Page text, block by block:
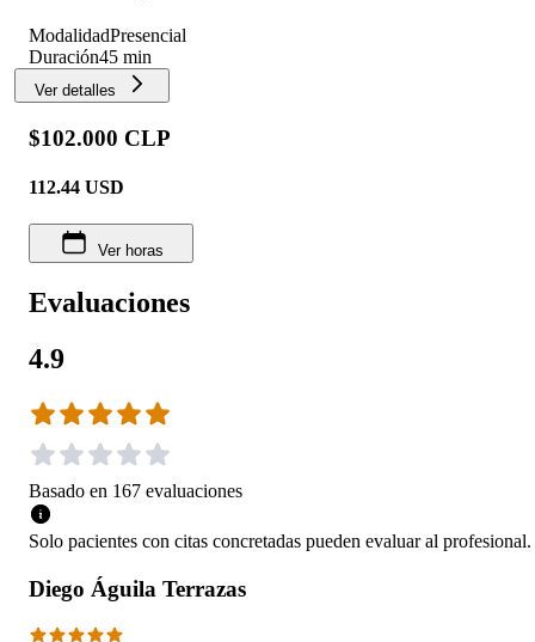
ModalidadPresencial
Duración45 min
Ver detalles
$102.000 CLP
112.44 USD
Ver horas
Evaluaciones
4.9
Basado en 167 evaluaciones
Solo pacientes con citas concretadas pueden evaluar al profesional.
Diego Águila Terrazas